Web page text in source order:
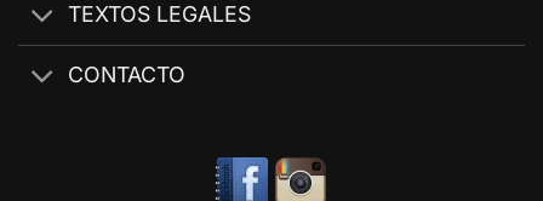
TEXTOS LEGALES
CONTACTO